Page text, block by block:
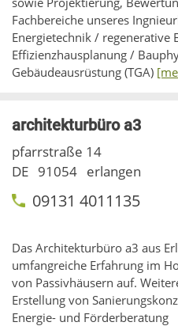
Fachbereiche unseres
Energietechnik / regenerative
Effizienzhausplanung /
Gebäudeausrüstung (TGA)
architekturbüro a3
pfarrstraße 14
DE 91054 erlangen
09131 4011135
Das Architekturbüro a3 aus
umfangreiche Erfahrung im
von Passivhäusern auf.
Erstellung von
Energie- und Förderberatung